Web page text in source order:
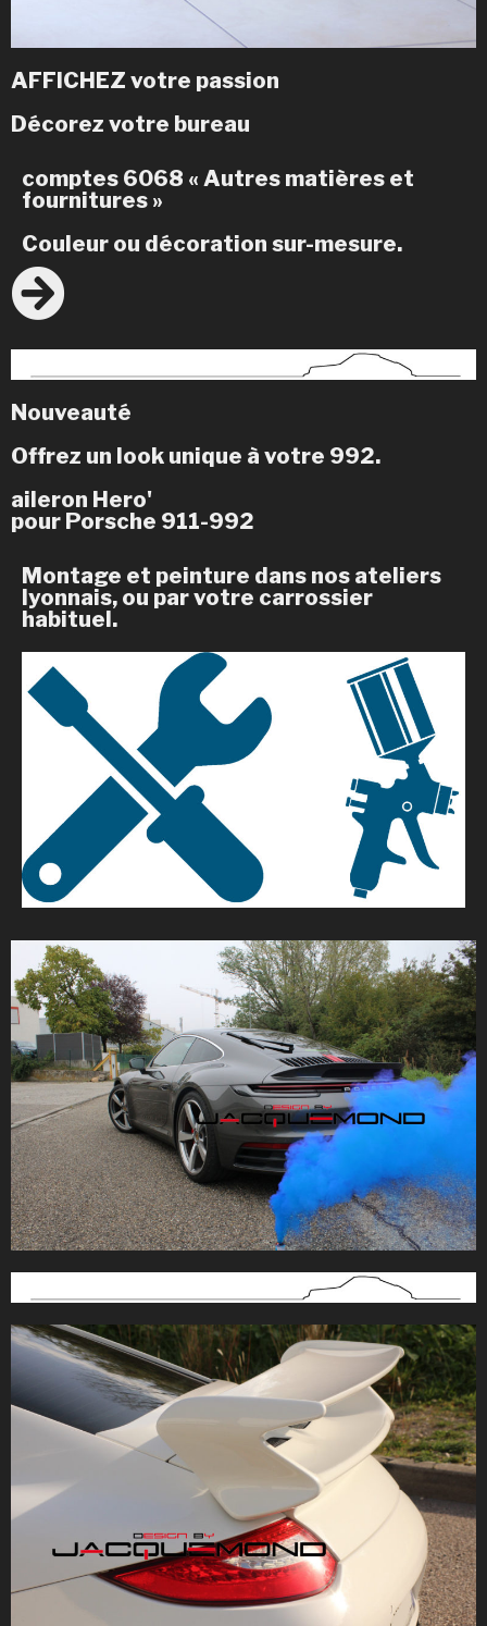
AFFICHEZ votre passion
Décorez votre bureau
comptes 6068 « Autres matières et
fournitures »
Couleur ou décoration sur-mesure.
Nouveauté
Offrez un look unique à votre 992.
aileron Hero'
pour Porsche 911-992
Montage et peinture dans nos ateliers
lyonnais, ou par votre carrossier
habituel.